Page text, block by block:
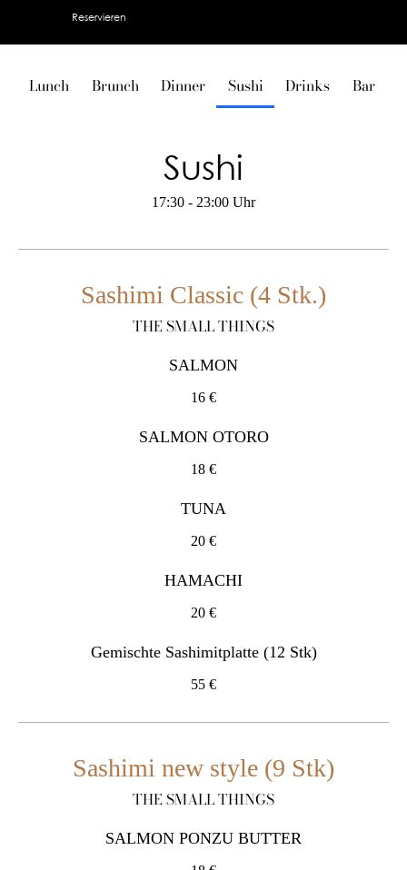
Reservieren
Lunch Brunch Dinner Sushi Drinks Bar
Sushi
17:30 - 23:00 Uhr
Sashimi Classic (4 Stk.)
THE SMALL THINGS
SALMON
16 €
SALMON OTORO
18 €
TUNA
20 €
HAMACHI
20 €
Gemischte Sashimitplatte (12 Stk)
55 €
Sashimi new style (9 Stk)
THE SMALL THINGS
SALMON PONZU BUTTER